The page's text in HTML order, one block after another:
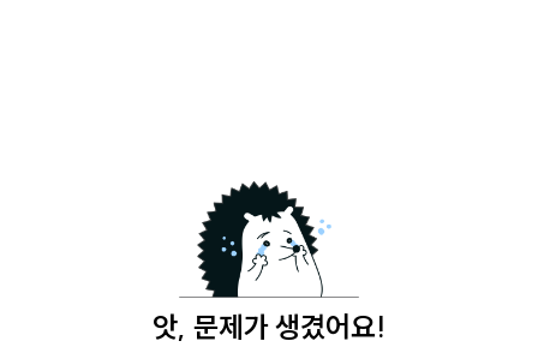
앗, 문제가 생겼어요!